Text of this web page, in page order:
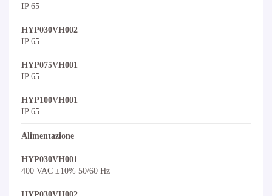
IP 65
HYP030VH002
IP 65
HYP075VH001
IP 65
HYP100VH001
IP 65
Alimentazione
HYP030VH001
400 VAC ±10% 50/60 Hz